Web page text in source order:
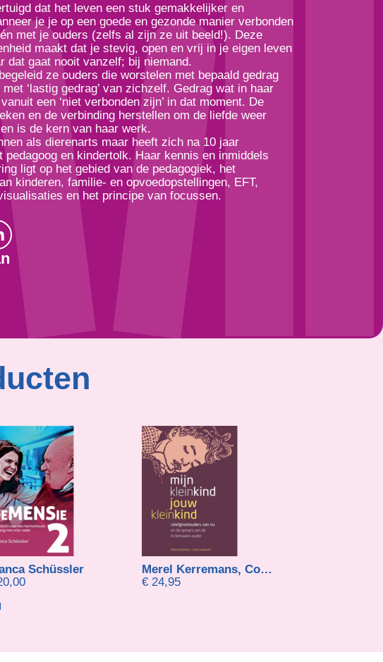
dat het leven een stuk gemakkelijker en
je je op een goede en gezonde manier verbonden
met je ouders (zelfs al zijn ze uit beeld!). Deze
maakt dat je stevig, open en vrij in je eigen leven
dat gaat nooit vanzelf; bij niemand.
ze ouders die worstelen met bepaald gedrag
‘lastig gedrag’ van zichzelf. Gedrag wat in haar
een ‘niet verbonden zijn’ in dat moment. De
en de verbinding herstellen om de liefde weer
is de kern van haar werk.
als dierenarts maar heeft zich na 10 jaar
pedagoog en kindertolk. Haar kennis en inmiddels
ligt op het gebied van de pedagogiek, het
kinderen, familie- en opvoedopstellingen, EFT,
en het principe van focussen.
Schüssler
Merel Kerremans, Corrie Haverkort
€ 24,95